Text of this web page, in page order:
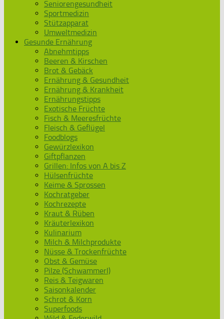
Seniorengesundheit
Sportmedizin
Stützapparat
Umweltmedizin
Gesunde Ernährung
Abnehmtipps
Beeren & Kirschen
Brot & Gebäck
Ernährung & Gesundheit
Ernährung & Krankheit
Ernährungstipps
Exotische Früchte
Fisch & Meeresfrüchte
Fleisch & Geflügel
Foodblogs
Gewürzlexikon
Giftpflanzen
Grillen: Infos von A bis Z
Hülsenfrüchte
Keime & Sprossen
Kochratgeber
Kochrezepte
Kraut & Rüben
Kräuterlexikon
Kulinarium
Milch & Milchprodukte
Nüsse & Trockenfrüchte
Obst & Gemüse
Pilze (Schwammerl)
Reis & Teigwaren
Saisonkalender
Schrot & Korn
Superfoods